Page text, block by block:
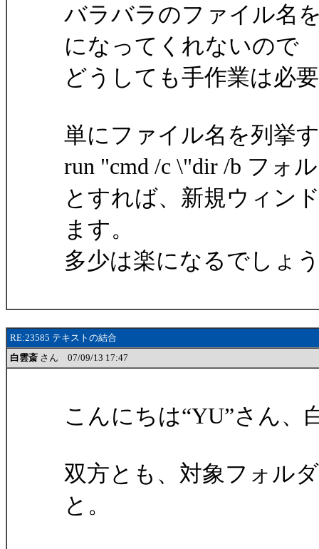
バラバラのファイル名
になってくれないので
どうしても手作業は必
単にファイル名を列挙
run "cmd /c \"dir /b フォ
とすれば、新規ウィン
ます。
多少は楽になるでしょ
RE:23585 テキストの結合
白雲斎 さん 07/09/13 17:47
こんにちは“YU”さん、
双方とも、対象フォル
と。